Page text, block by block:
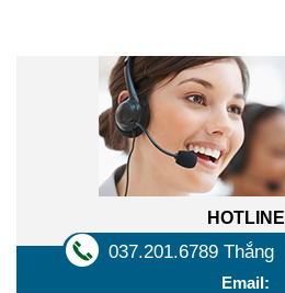
HOTLINE
037.201.6789 Thắng
Email: